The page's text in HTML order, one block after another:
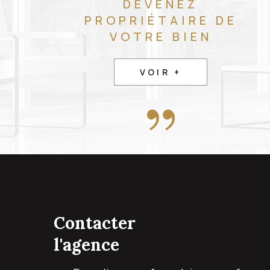
DEVENEZ
PROPRIÉTAIRE DE
VOTRE BIEN
VOIR +
contacter
l'agence